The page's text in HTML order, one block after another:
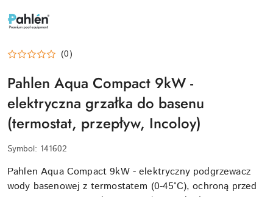
LOGO
(0)
Pahlen Aqua Compact 9kW -
elektryczna grzałka do basenu
(termostat, przepływ, Incoloy)
Symbol: 141602
Pahlen Aqua Compact 9kW - elektryczny podgrzewacz
wody basenowej z termostatem (0-45°C), ochroną przed